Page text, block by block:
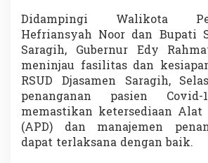
Didampingi Walikota
Hefriansyah Noor dan Bupati
Saragih, Gubernur Edy
meninjau fasilitas dan
RSUD Djasamen Saragih,
penanganan pasien Covid-
memastikan ketersediaan
(APD) dan manajemen
dapat terlaksana dengan baik.